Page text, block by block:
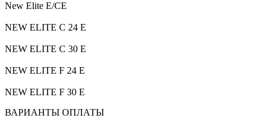
New Elite E/CE
NEW ELITE C 24 E
NEW ELITE C 30 E
NEW ELITE F 24 E
NEW ELITE F 30 E
ВАРИАНТЫ ОПЛАТЫ